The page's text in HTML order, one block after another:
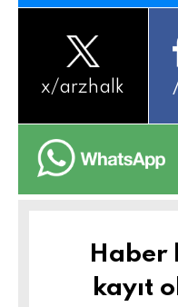
x/arzhalk
Haber
kayıt